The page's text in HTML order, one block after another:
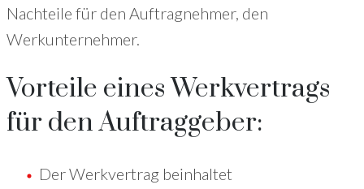
Nachteile für den Auftragnehmer, den
Werkunternehmer.
Vorteile eines Werkvertrags
für den Auftraggeber:
Der Werkvertrag beinhaltet